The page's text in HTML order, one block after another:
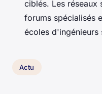
ciblés. Les réseaux
forums spécialisés
écoles d'ingénieurs
Actu